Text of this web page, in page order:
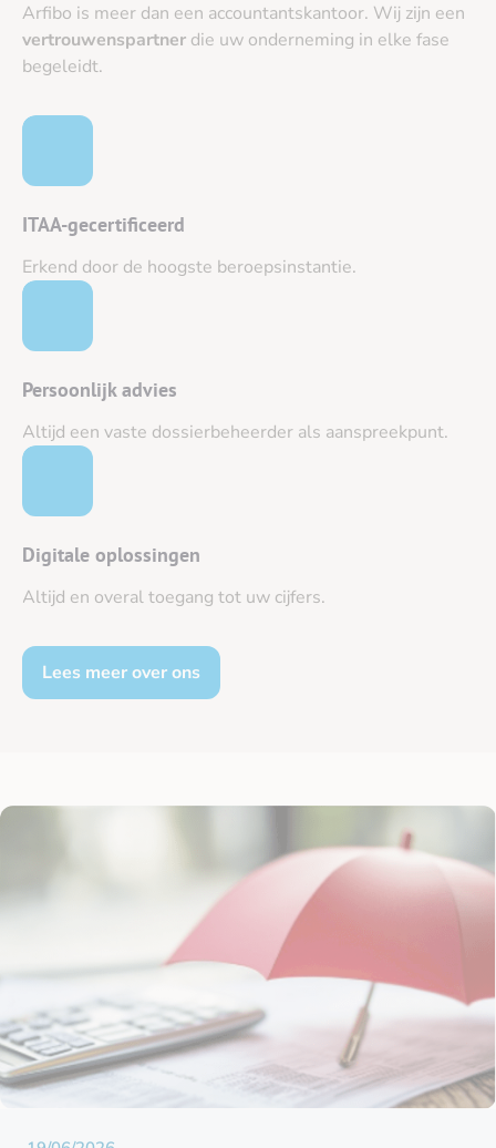
Arfibo is meer dan een accountantskantoor. Wij zijn een
vertrouwenspartner die uw onderneming in elke fase
begeleidt.
ITAA-gecertificeerd
Erkend door de hoogste beroepsinstantie.
Persoonlijk advies
Altijd een vaste dossierbeheerder als aanspreekpunt.
Digitale oplossingen
Altijd en overal toegang tot uw cijfers.
Lees meer over ons